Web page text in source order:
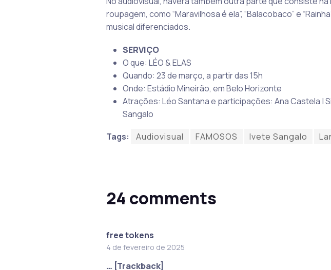
roupagem, como “Maravilhosa é ela”, “Balacobaco” e
musical diferenciados.
SERVIÇO
O que: LÉO & ELAS
Quando: 23 de março, a partir das 15h
Onde: Estádio Mineirão, em Belo Horizonte
Atrações: Léo Santana e participações: Ana Castela |
Sangalo
Tags:
Audiovisual FAMOSOS Ivete Sangalo
24 comments
free tokens
4 de fevereiro de 2025
… [Trackback]